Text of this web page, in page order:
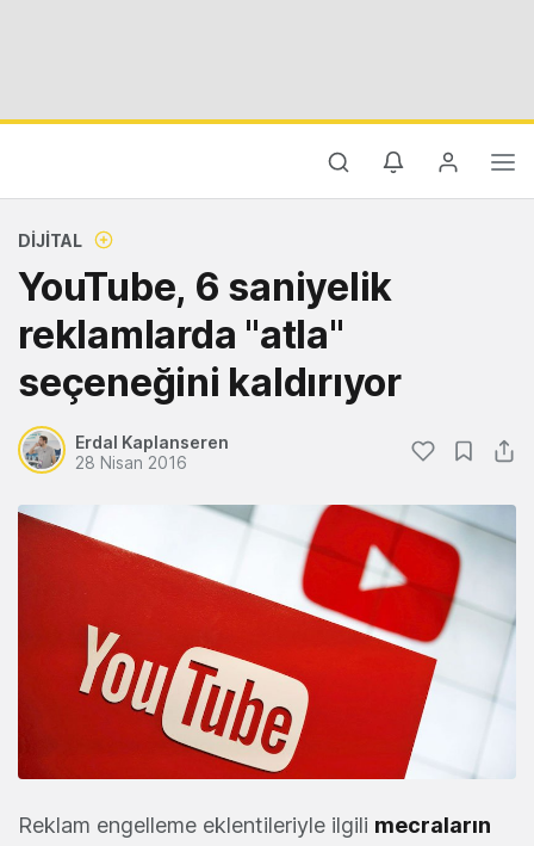
DIJITAL
YouTube, 6 saniyelik
reklamlarda "atla"
seçeneğini kaldırıyor
Erdal Kaplanseren
28 Nisan 2016
Reklam engelleme eklentileriyle ilgili mecraların